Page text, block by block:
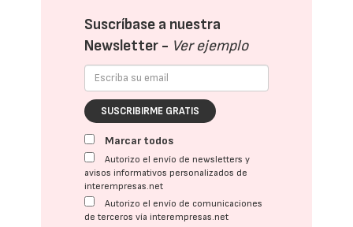
Suscríbase a nuestra
Newsletter - Ver ejemplo
SUSCRIBIRME GRATIS
Marcar todos
Autorizo el envío de newsletters y
avisos informativos personalizados de
interempresas.net
Autorizo el envío de comunicaciones
de terceros vía interempresas.net